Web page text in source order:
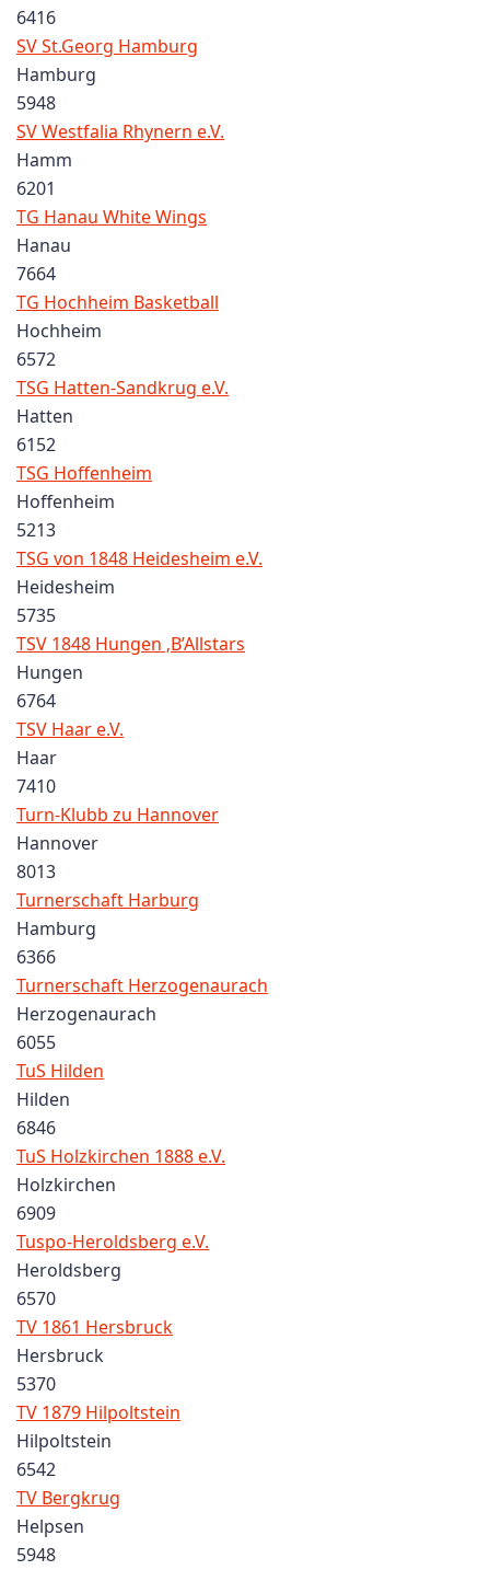
6416
SV St.Georg Hamburg
Hamburg
5948
SV Westfalia Rhynern e.V.
Hamm
6201
TG Hanau White Wings
Hanau
7664
TG Hochheim Basketball
Hochheim
6572
TSG Hatten-Sandkrug e.V.
Hatten
6152
TSG Hoffenheim
Hoffenheim
5213
TSG von 1848 Heidesheim e.V.
Heidesheim
5735
TSV 1848 Hungen ‚B’Allstars
Hungen
6764
TSV Haar e.V.
Haar
7410
Turn-Klubb zu Hannover
Hannover
8013
Turnerschaft Harburg
Hamburg
6366
Turnerschaft Herzogenaurach
Herzogenaurach
6055
TuS Hilden
Hilden
6846
TuS Holzkirchen 1888 e.V.
Holzkirchen
6909
Tuspo-Heroldsberg e.V.
Heroldsberg
6570
TV 1861 Hersbruck
Hersbruck
5370
TV 1879 Hilpoltstein
Hilpoltstein
6542
TV Bergkrug
Helpsen
5948